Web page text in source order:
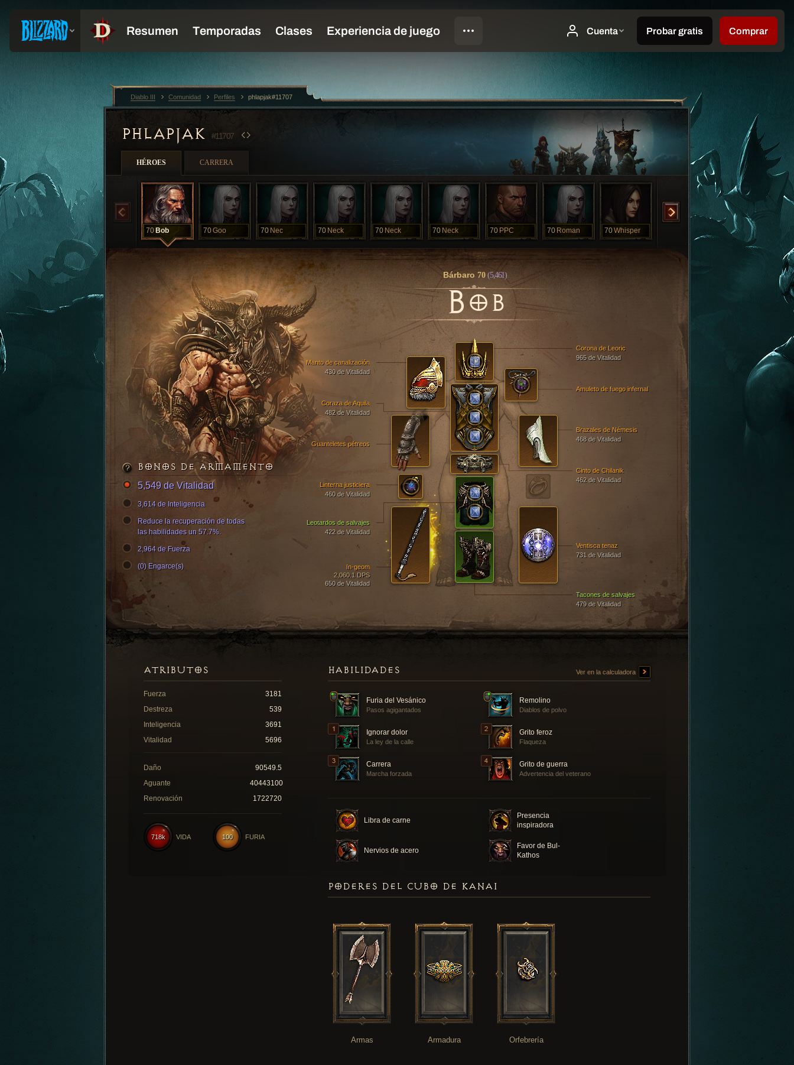
PHLAPJAK #11707
HÉROES CARRERA
70 Bob 70Goo 70 Nec 70 Neck 70 Neck 70 Neck 70 PPC 70 Roman 70Whisper 70Whsiper
Bárbaro 70 (5,461)
BOB
Corona de Leoric
965 de Vitalidad
Coraza de Aquila
482 de Vitalidad
Tacones de salvajes
479 de Vitalidad
Guanteletes pétreos
Manto de canalización
430 de Vitalidad
Leotardos de salvajes
422 de Vitalidad
Brazales de Némesis
468 de Vitalidad
In-geom
2,060.1 DPS
650 de Vitalidad
Ventisca tenaz
731 de Vitalidad
Cinto de Chilanik
462 de Vitalidad
Linterna justiciera
460 de Vitalidad
Amuleto de fuego infernal
BONOS DE ARMAMENTO
5,549 de Vitalidad
3,614 de Inteligencia
Reduce la recuperación de todas
las habilidades un 57.7%.
2,964 de Fuerza
(0) Engarce(s)
HABILIDADES Ver en la calculadora
Furia del Vesánico
Pasos agigantados
Remolino
Diablos de polvo
Ignorar dolor
La ley de la calle
Grito feroz
Flaqueza
Carrera
Marcha forzada
Grito de guerra
Advertencia del veterano
Libra de carne
Presencia
inspiradora
Nervios de acero
Favor de Bul-
Kathos
ATRIBUTOS
Fuerza
3181
Destreza
539
Inteligencia
3691
Vitalidad
5696
Daño
90549.5
Aguante
40443100
Renovación
1722720
100 FURIA
718k VIDA
PODERES DEL CUBO DE KANAI
Armas Armadura Orfebrería
Diablo III Comunidad Perfiles phlapjak#11707